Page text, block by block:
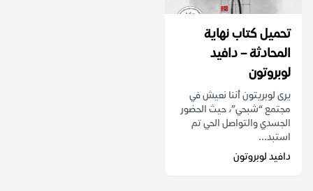
تحميل كتاب نهاية
المحادثة – دافيد
لوبروتون
يرى لوبريتون أننا نعيش في
مجتمع “شبحي”، حيث الحضور
الجسدي والتواصل الحي تم
استبد...
دافيد لوبروتون